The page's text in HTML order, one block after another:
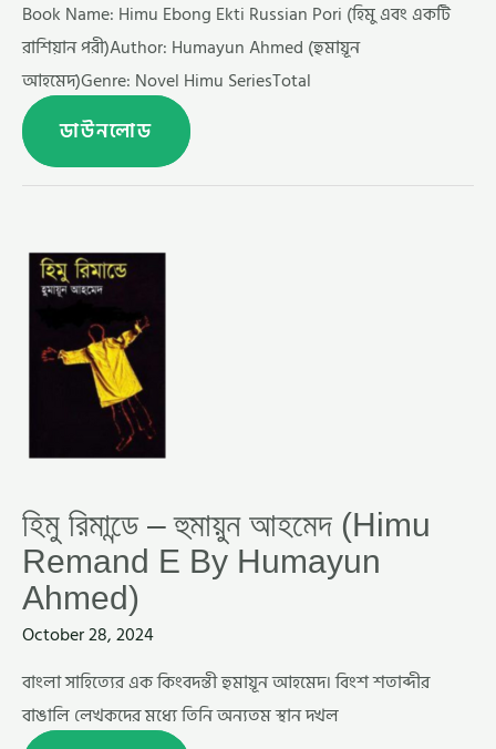
Book Name: Himu Ebong Ekti Russian Pori (হিমু এবং একটি
রাশিয়ান পরী)Author: Humayun Ahmed (হুমায়ূন
আহমেদ)Genre: Novel Himu SeriesTotal
ডাউনলোড
হিমু রিমান্ডে – হুমায়ুন আহমেদ (Himu
Remand E By Humayun
Ahmed)
October 28, 2024
বাংলা সাহিত্যের এক কিংবদন্তী হুমায়ূন আহমেদ। বিংশ শতাব্দীর
বাঙালি লেখকদের মধ্যে তিনি অন্যতম স্থান দখল
রিমান্ডে
–
হুমায়ুন
আহমেদ
(HIMU
REMAND
HUMAYUN
AHMED)